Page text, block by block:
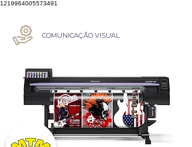
1219964005573491
COMUNICAÇÃO VISUAL